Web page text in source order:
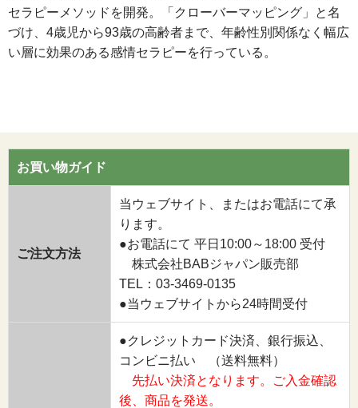
セラピーメソッドを開発。「クローバーマッピング」と名
づけ、4歳児から93歳の高齢者まで、年齢性別関係なく幅広
い層に効果のある感情セラピーを行っている。
お買い物ガイド
ご注文方法
当ウェブサイト、またはお電話にて承
ります。
●お電話にて 平日10:00～18:00 受付
株式会社BABジャパン販売部
TEL：03-3469-0135
●当ウェブサイトから24時間受付
●クレジットカード決済、銀行振込、
コンビニ払い （送料無料）
先払い決済となります。ご入金確認
後、商品を発送。